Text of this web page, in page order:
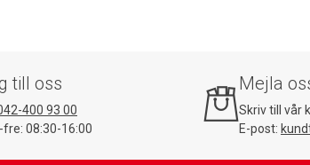
till oss
400 93 00
fre: 08:30-16:00
Mejla
Skriv till vår
E-post: